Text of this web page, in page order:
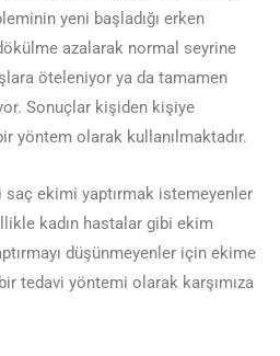
yeni başladığı erken
azalarak normal seyrine
öteleniyor ya da tamamen
Sonuçlar kişiden kişiye
yöntem olarak kullanılmaktadır.
ekimi yaptırmak istemeyenler
kadın hastalar gibi ekim
düşünmeyenler için ekime
tedavi yöntemi olarak karşımıza